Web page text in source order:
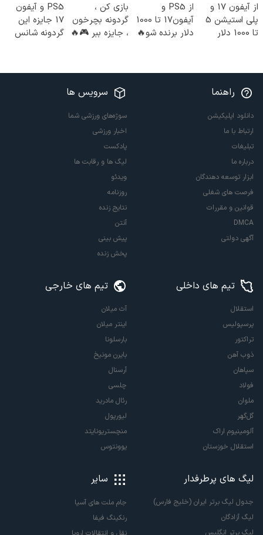
کنید!
از آیفون 17 و
پلی استیشن 5
تا 1000 دلار
از PS5 و
آیفون17 تا 1000
دلار برنده شو🔥
بازی کن ،
گردونه بچرخون
، جایزه ببر 🎮🔥
PS5 و آیفون
17 جایزه این
گردونه شانس
راهنما
دانلود اپلیکیشن
ارتباط با ما
تبلیغات
درباره ما
ابزار توسعه دهندگان
فرصت های شغلی
قوانین و مقررات
DMCA
آگهی دولتی
سرویس ها
سوژه‌های ورزشی شما
اخبار ورزشی
پادکست
لیگ ها و رقابت ها
ویدئو
روزنامه
نتایج زنده
آنتن
پیش بینی
پخش زنده
تیم های داخلی
استقلال
پرسپولیس
تراکتور
ذوب آهن
سپاهان
فولاد
ملوان
گل‌گهر
آلومینیوم اراک
استقلال خوزستان
تیم های خارجی
آث میلان
اینتر میلان
بارسلونا
بایرن مونیخ
آرسنال
چلسی
رئال مادرید
لیورپول
منچستریونایتد
یوونتوس
لیگ های پرطرفدار
جدول لیگ برتر ایران (خلیج فارس)
لیگ آزادگان
سایر
جام ملت های آسیا
رنکینگ فیفا